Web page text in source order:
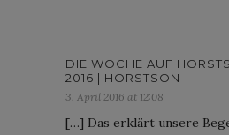
DIE WOCHE AUF
2016 | HORSTSON
3. April 2016 at 12:08
[…] Das erklärt unsere